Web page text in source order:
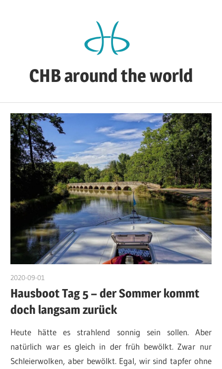
CHB around the world
2020-09-01
Hausboot Tag 5 – der Sommer kommt
doch langsam zurück
Heute hätte es strahlend sonnig sein sollen. Aber
natürlich war es gleich in der früh bewölkt. Zwar nur
Schleierwolken, aber bewölkt. Egal, wir sind tapfer ohne